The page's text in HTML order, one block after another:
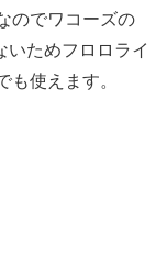
のでワコーズの
ためフロロライ
使えます。